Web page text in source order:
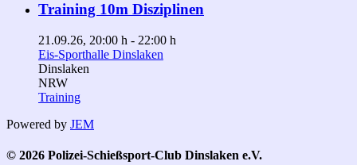
Training 10m Disziplinen
21.09.26, 20:00 h - 22:00 h
Eis-Sporthalle Dinslaken
Dinslaken
NRW
Training
Powered by JEM
© 2026 Polizei-Schießsport-Club Dinslaken e.V.